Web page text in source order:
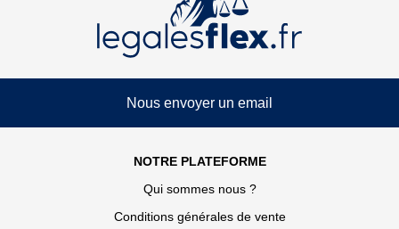
Nous envoyer un email
NOTRE PLATEFORME
Qui sommes nous ?
Conditions générales de vente